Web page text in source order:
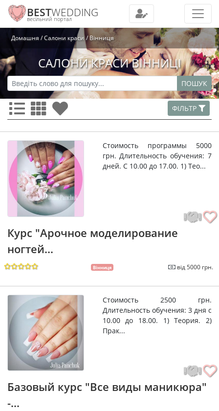
BESTWEDDING
весільний портал
Домашня Салони краси Вінниця
САЛОНИ КРАСИ ВІННИЦІ
ПОШУК
ФІЛЬТР
Стоимость программы 5000
грн. Длительность обучения: 7
дней. С 10.00 до 17.00. 1) Тео...
Курс "Арочное моделирование
ногтей...
Вінниця від 5000 грн.
Стоимость 2500 грн.
Длительность обучения: 3 дня с
10.00 до 18.00. 1) Теория. 2)
Прак...
Базовый курс "Все виды маникюра"
-...